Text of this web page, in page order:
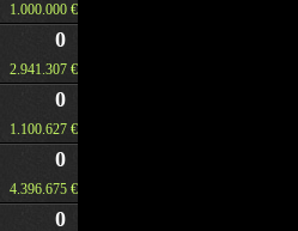
1.000.000 €
0
2.941.307 €
0
1.100.627 €
0
4.396.675 €
0